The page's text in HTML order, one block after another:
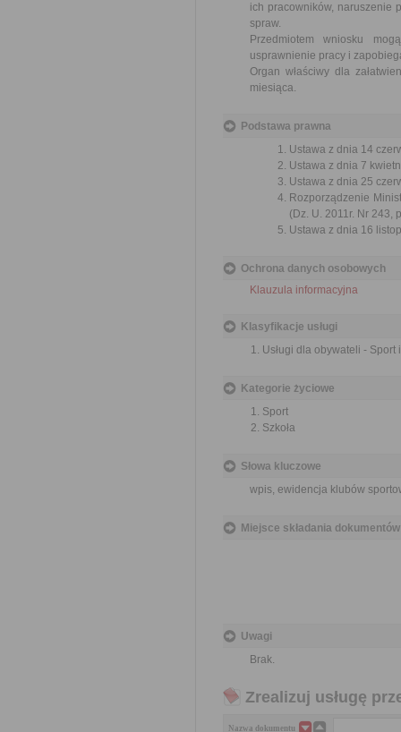
ich pracowników, naruszenie
spraw.
Przedmiotem wniosku
usprawnienie pracy i
Organ właściwy dla
miesiąca.
Podstawa prawna
Ustawa z dnia 14
Ustawa z dnia 7
Ustawa z dnia 25
Rozporządzenie
(Dz. U. 2011r. Nr 243,
Ustawa z dnia 16
Ochrona danych osobowych
Klauzula informacyjna
Klasyfikacje usługi
Usługi dla obywateli - Sport
Kategorie życiowe
Sport
Szkoła
Słowa kluczowe
wpis, ewidencja klubów
Miejsce składania dokumentów
Uwagi
Brak.
Zrealizuj usługę
Nazwa dokumentu